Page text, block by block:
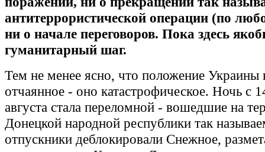
антитеррористической операции (по
ни о начале переговоров. Пока здесь
гуманитарный шаг.
Тем не менее ясно, что положение Украины
отчаянное - оно катастрофическое. Ночь с
августа стала переломной - вошедшие на
Донецкой народной республики так
отпускники деблокировали Снежное,